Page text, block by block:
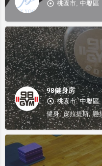
桃園市, 中壢區
98健身房
桃園市, 中壢區
健身, 皮拉提斯, 懸